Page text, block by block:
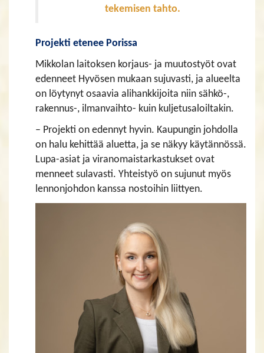
tekemisen tahto.
Projekti etenee Porissa
Mikkolan laitoksen korjaus- ja muutostyöt ovat
edenneet Hyvösen mukaan sujuvasti, ja alueelta
on löytynyt osaavia alihankkijoita niin sähkö-,
rakennus-, ilmanvaihto- kuin kuljetusaloiltakin.
– Projekti on edennyt hyvin. Kaupungin johdolla
on halu kehittää aluetta, ja se näkyy käytännössä.
Lupa-asiat ja viranomaistarkastukset ovat
menneet sulavasti. Yhteistyö on sujunut myös
lennonjohdon kanssa nostoihin liittyen.